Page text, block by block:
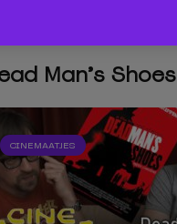
Man’s Shoes
CINEMAATJES